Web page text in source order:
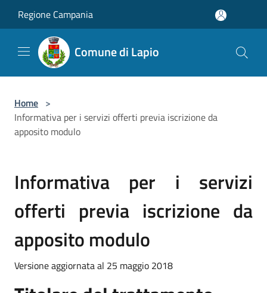
Regione Campania
Comune di Lapio
Home >
Informativa per i servizi offerti previa iscrizione da
apposito modulo
Informativa per i servizi
offerti previa iscrizione da
apposito modulo
Versione aggiornata al 25 maggio 2018